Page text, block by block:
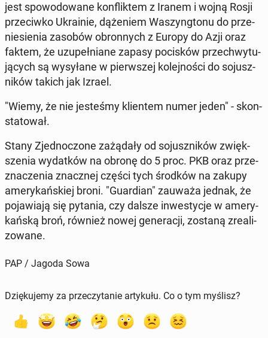
jest spo­wo­do­wa­ne kon­flik­tem z Iranem i wojną Rosji
prze­ciw­ko Ukra­inie, dą­że­niem Wa­szyng­to­nu do prze­
nie­sie­nia zasobów obron­nych z Europy do Azji oraz
faktem, że uzu­peł­nia­ne zapasy po­ci­sków prze­chwy­tu­
ją­cych są wy­sy­ła­ne w pierw­szej ko­lej­no­ści do so­jusz­
ni­ków takich jak Izrael.
"Wiemy, że nie je­ste­śmy klien­tem numer jeden" - skon­
sta­to­wał.
Stany Zjed­no­czo­ne za­żą­da­ły od so­jusz­ni­ków zwięk­
sze­nia wy­dat­ków na obronę do 5 proc. PKB oraz prze­
zna­cze­nia znacz­nej części tych środków na zakupy
ame­ry­kań­skiej broni. "Gu­ar­dian" zauważa jednak, że
po­ja­wia­ją się pytania, czy dalsze in­we­sty­cje w ame­ry­
kań­ską broń, również nowej ge­ne­ra­cji, zostaną zre­ali­
zo­wa­ne.
PAP / Jagoda Sowa
Dziękujemy za przeczytanie artykułu. Co o tym myślisz?